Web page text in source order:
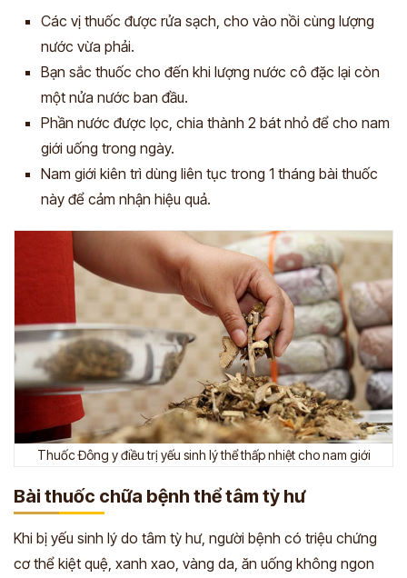
Các vị thuốc được rửa sạch, cho vào nồi cùng lượng
nước vừa phải.
Bạn sắc thuốc cho đến khi lượng nước cô đặc lại còn
một nửa nước ban đầu.
Phần nước được lọc, chia thành 2 bát nhỏ để cho nam
giới uống trong ngày.
Nam giới kiên trì dùng liên tục trong 1 tháng bài thuốc
này để cảm nhận hiệu quả.
Thuốc Đông y điều trị yếu sinh lý thể thấp nhiệt cho nam giới
Bài thuốc chữa bệnh thể tâm tỳ hư
Khi bị yếu sinh lý do tâm tỳ hư, người bệnh có triệu chứng
cơ thể kiệt quệ, xanh xao, vàng da, ăn uống không ngon